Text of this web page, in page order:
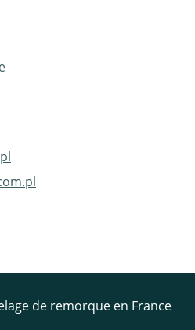
de remorque en France